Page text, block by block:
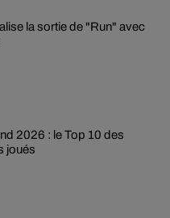
la sortie de "Run" avec
2026 : le Top 10 des
joués